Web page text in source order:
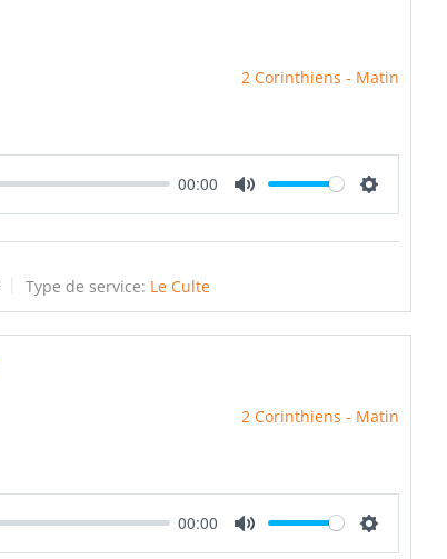
2 Corinthiens - Matin
00:00
Mute Settings
Type de service: Le Culte
2 Corinthiens - Matin
00:00
Mute Settings